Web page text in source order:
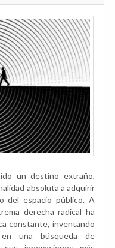
un destino extraño,
absoluta a adquirir
del espacio público. A
derecha radical ha
constante, inventando
una búsqueda de